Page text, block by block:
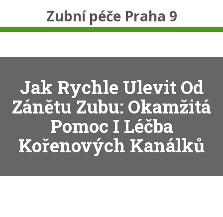
Zubní péče Praha 9
Jak Rychle Ulevit Od
Zánětu Zubu: Okamžitá
Pomoc I Léčba
Kořenových Kanálků